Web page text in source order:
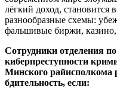
лёгкий доход, становится
разнообразные схемы:
фальшивые биржи, казино,
Сотрудники отделения
киберпреступности
Минского райисполкома
бдительность, если: